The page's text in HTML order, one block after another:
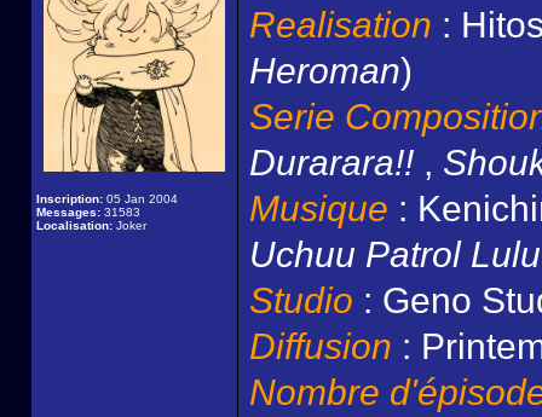
Inscription: 05 Jan 2004
Messages: 31583
Localisation: Joker
Realisation :
Heroman)
Serie
Durarara!! ,
Musique :
Uchuu Patrol
Studio : Geno
Diffusion :
Nombre